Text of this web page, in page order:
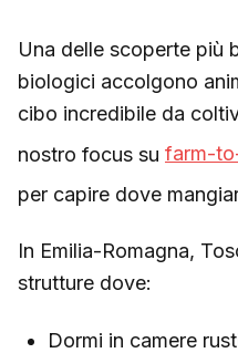
Una delle scoperte più
biologici accolgono
cibo incredibile da
nostro focus su farm-
per capire dove
In Emilia-Romagna,
strutture dove:
Dormi in camere